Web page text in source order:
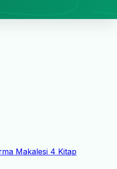
Makalesi 4 Kitap